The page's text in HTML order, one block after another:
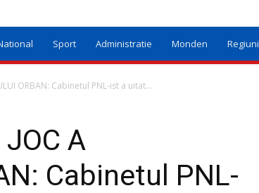
Sport Administratie Monden Regiuni
ORBAN: Cabinetul PNL-ist a uitat...
JOC A
Cabinetul PNL-